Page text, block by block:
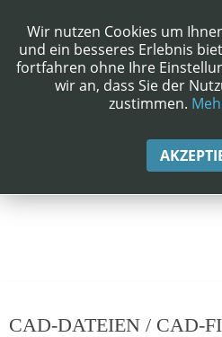
CAD-DATEIEN / CAD-
Wir nutzen Cookies um
und ein besseres Erlebnis
fortfahren ohne Ihre
wir an, dass Sie der
zustimmen.